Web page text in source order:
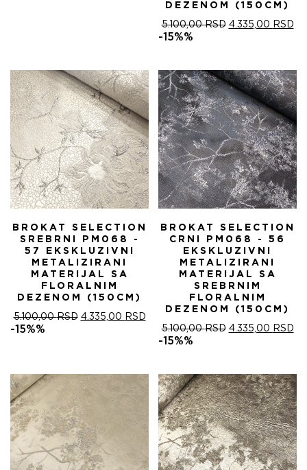
DEZENOM (150CM)
5.100,00RSD ОРИГИНАЛНА
5.100,00 RSD.
4.335,00 RSD
-15%%
BROKAT SELECTION
SREBRNI PM068 -
57 EKSKLUZIVNI
METALIZIRANI
MATERIJAL SA
FLORALNIM
DEZENOM (150CM)
5.100,00RSD ОРИГИНАЛНА
4.335,00 RSDТРЕНУТНА
ЦЕНА
-15%%
BROKAT SELECTION
CRNI PM068 - 56
EKSKLUZIVNI
METALIZIRANI
MATERIJAL SA
SREBRNIM
FLORALNIM
DEZENOM (150CM)
5.100,00RSD ОРИГИНАЛНА
5.100,00 RSD.
4.335,00 RSD
-15%%